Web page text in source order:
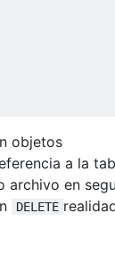
objetos
a la
archivo en
DELETE